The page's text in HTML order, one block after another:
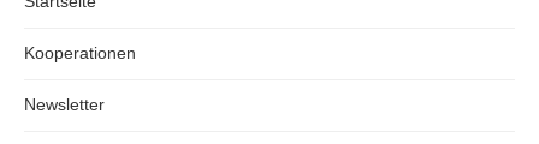
Kooperationen
Newsletter